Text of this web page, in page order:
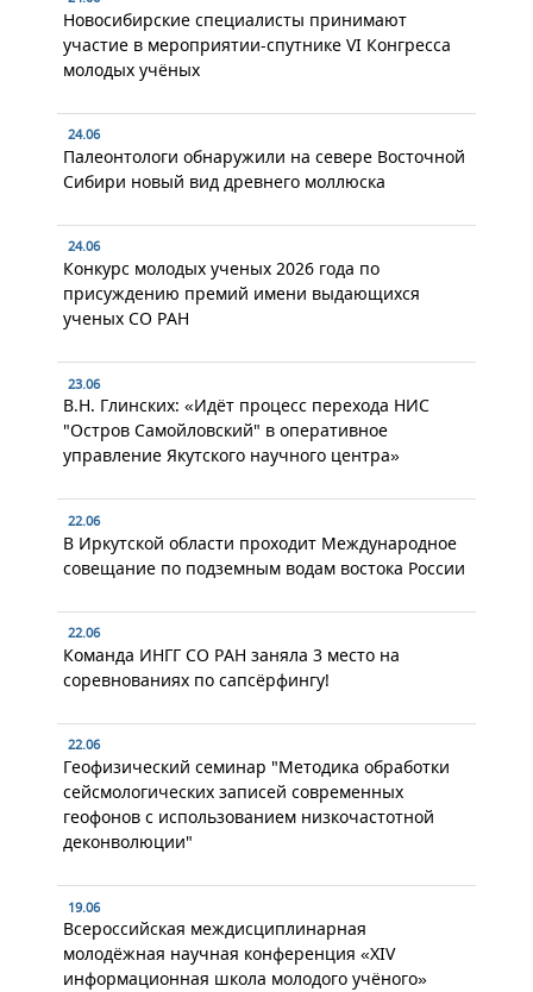
Новосибирские специалисты принимают
участие в мероприятии-спутнике VI Конгресса
молодых учёных
24.06
Палеонтологи обнаружили на севере Восточной
Сибири новый вид древнего моллюска
24.06
Конкурс молодых ученых 2026 года по
присуждению премий имени выдающихся
ученых СО РАН
23.06
В.Н. Глинских: «Идёт процесс перехода НИС
"Остров Самойловский" в оперативное
управление Якутского научного центра»
22.06
В Иркутской области проходит Международное
совещание по подземным водам востока России
22.06
Команда ИНГГ СО РАН заняла 3 место на
соревнованиях по сапсёрфингу!
22.06
Геофизический семинар "Методика обработки
сейсмологических записей современных
геофонов с использованием низкочастотной
деконволюции"
19.06
Всероссийская междисциплинарная
молодёжная научная конференция «XIV
информационная школа молодого учёного»